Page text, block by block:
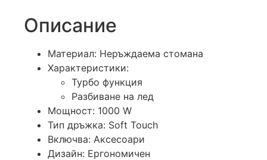
Описание
Материал: Неръждаема стомана
Характеристики:
Турбо функция
Разбиване на лед
Мощност: 1000 W
Тип дръжка: Soft Touch
Включва: Аксесоари
Дизайн: Ергономичен